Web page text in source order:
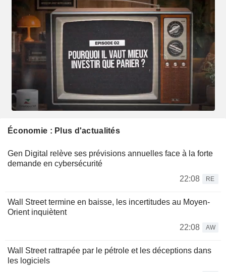
Économie : Plus d'actualités
Gen Digital relève ses prévisions annuelles face à la forte
demande en cybersécurité
22:08
RE
Wall Street termine en baisse, les incertitudes au Moyen-
Orient inquiètent
22:08
AW
Wall Street rattrapée par le pétrole et les déceptions dans
les logiciels